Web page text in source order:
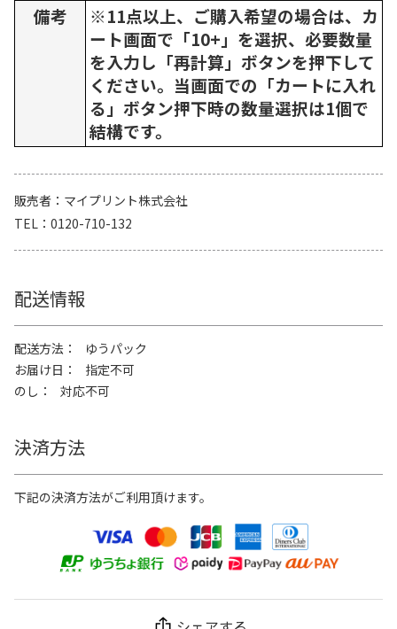
備考
※11点以上、ご購入希望の場合は、カ
ート画面で「10+」を選択、必要数量
を入力し「再計算」ボタンを押下して
ください。当画面での「カートに入れ
る」ボタン押下時の数量選択は1個で
結構です。
販売者
マイプリント株式会社
TEL
0120-710-132
配送情報
配送方法
ゆうパック
お届け日
指定不可
のし
対応不可
決済方法
下記の決済方法がご利用頂けます。